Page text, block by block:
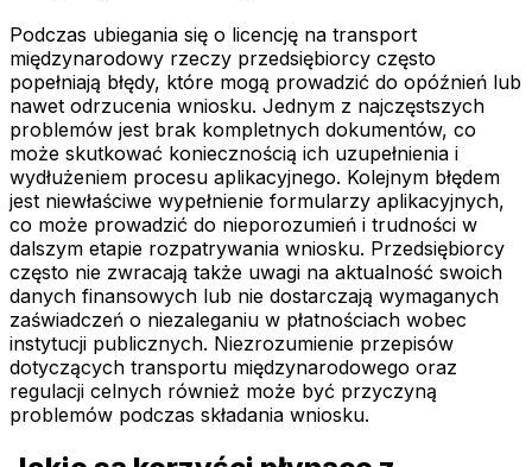
Podczas ubiegania się o licencję na transport
międzynarodowy rzeczy przedsiębiorcy często
popełniają błędy, które mogą prowadzić do opóźnień lub
nawet odrzucenia wniosku. Jednym z najczęstszych
problemów jest brak kompletnych dokumentów, co
może skutkować koniecznością ich uzupełnienia i
wydłużeniem procesu aplikacyjnego. Kolejnym błędem
jest niewłaściwe wypełnienie formularzy aplikacyjnych,
co może prowadzić do nieporozumień i trudności w
dalszym etapie rozpatrywania wniosku. Przedsiębiorcy
często nie zwracają także uwagi na aktualność swoich
danych finansowych lub nie dostarczają wymaganych
zaświadczeń o niezaleganiu w płatnościach wobec
instytucji publicznych. Niezrozumienie przepisów
dotyczących transportu międzynarodowego oraz
regulacji celnych również może być przyczyną
problemów podczas składania wniosku.